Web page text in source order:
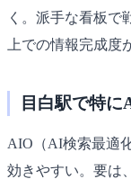
く。派手な看板で
上での情報完成度
目白駅で特
AIO（AI検索最適
効きやすい。要は